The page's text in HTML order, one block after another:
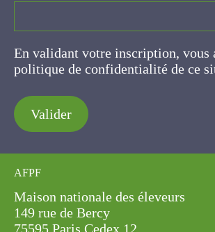
politique de confidentialité de
Valider
149 rue de Bercy
75595 Paris Cedex 12